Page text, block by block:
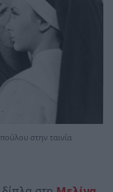
στην ταινία